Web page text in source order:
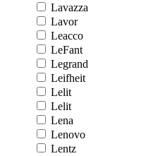
Lavazza
Lavor
Leacco
LeFant
Legrand
Leifheit
Lelit
Lelit
Lena
Lenovo
Lentz